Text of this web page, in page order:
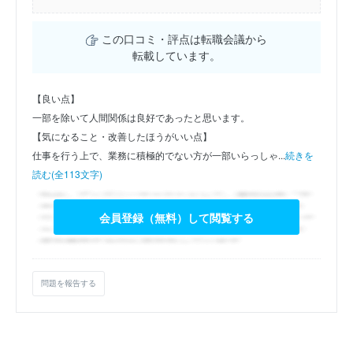
この口コミ・評点は転職会議から
転載しています。
【良い点】
一部を除いて人間関係は良好であったと思います。
【気になること・改善したほうがいい点】
仕事を行う上で、業務に積極的でない方が一部いらっしゃ...続きを
読む(全113文字)
会員登録（無料）して閲覧する
問題を報告する